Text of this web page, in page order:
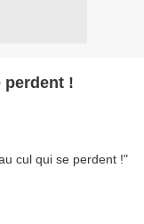
perdent !